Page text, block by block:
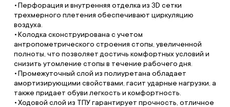
Перфорация и внутренняя отделка из 3D сетки
трехмерного плетения обеспечивают циркуляцию
воздуха.
Колодка сконструирована с учетом
антропометрического строения стопы, увеличенной
полноты, что позволяет достичь комфортных условий и
снизить утомление стопы в течение рабочего дня.
Промежуточный слой из полиуретана обладает
амортизирующими свойствами, гасит ударные нагрузки, а
также придает обуви легкость и комфортность.
Ходовой слой из ТПУ гарантирует прочность, отличное